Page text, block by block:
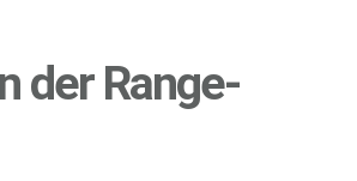
der Range-